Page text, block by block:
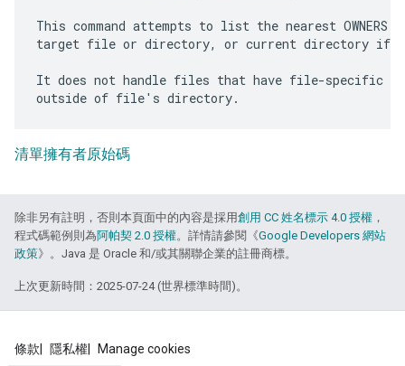
This command attempts to list the nearest
target file or directory, or current directory if
It does not handle files that have file-specific
清單擁有者原始碼
除非另有註明，否則本頁面中的內容是採用創用 CC 姓名標示 4.0 授權 ，
程式碼範例則為阿帕契 2.0 授權。詳情請參閱《Google Developers 網站
政策》。Java 是 Oracle 和/或其關聯企業的註冊商標。
上次更新時間：2025-07-24 (世界標準時間)。
條款 隱私權 Manage cookies